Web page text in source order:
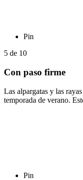
Pin
5 de 10
Con paso firme
Las alpargatas y las
temporada de verano.
Pin